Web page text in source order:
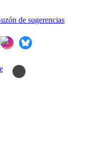
de sugerencias